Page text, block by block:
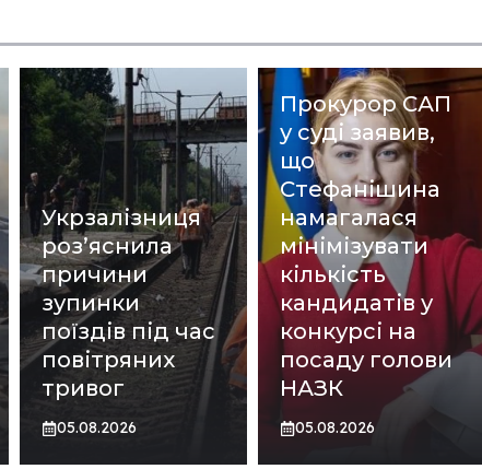
Укрзалізниця
роз’яснила
причини
зупинки
поїздів під час
повітряних
тривог
05.08.2026
Прокурор САП
у суді заявив,
що
Стефанішина
намагалася
мінімізувати
кількість
кандидатів у
конкурсі на
посаду голови
НАЗК
05.08.2026